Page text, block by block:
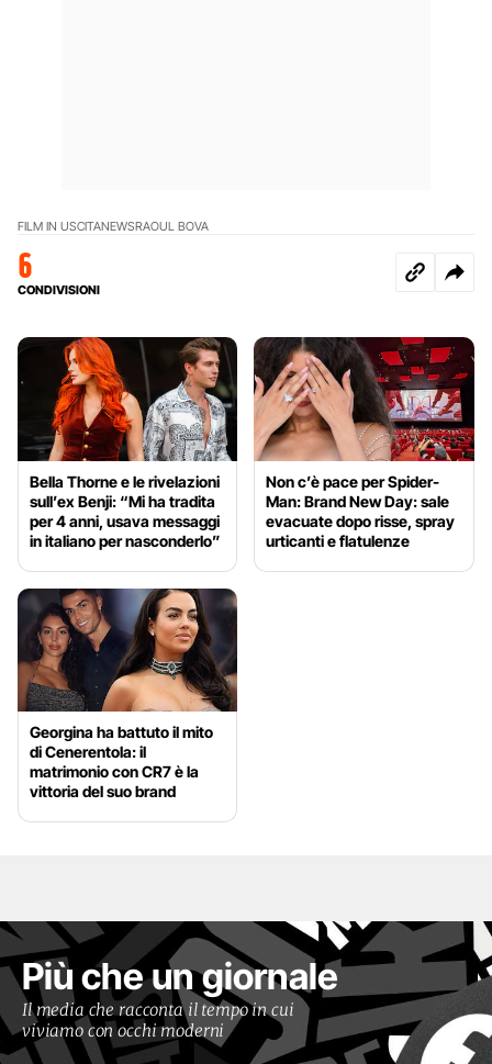
FILM IN USCITANEWSRAOUL BOVA
6
CONDIVISIONI
Bella Thorne e le rivelazioni
sull’ex Benji: “Mi ha tradita
per 4 anni, usava messaggi
in italiano per nasconderlo”
Non c’è pace per Spider-
Man: Brand New Day: sale
evacuate dopo risse, spray
urticanti e flatulenze
Georgina ha battuto il mito
di Cenerentola: il
matrimonio con CR7 è la
vittoria del suo brand
Più che un giornale
Il media che racconta il tempo in cui
viviamo con occhi moderni